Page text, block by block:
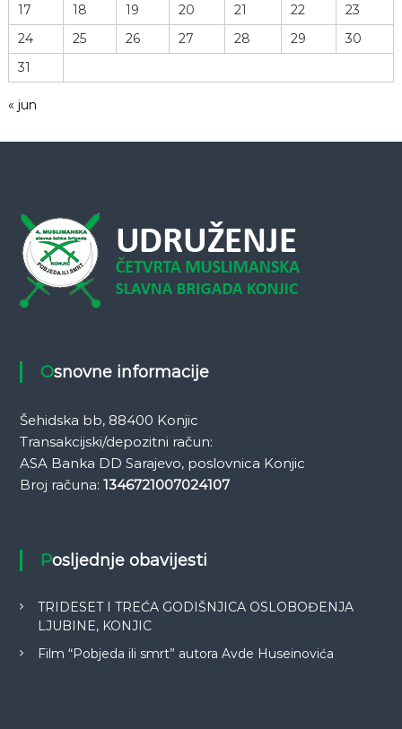
a
k
a
17
18 19 20 21 22
23
24
25 26 27 28 29
30
31
« jun
Osnovne informacije
Šehidska bb, 88400 Konjic
Transakcijski/depozitni račun:
ASA Banka DD Sarajevo, poslovnica Konjic
Broj računa: 1346721007024107
Posljednje obavijesti
TRIDESET I TREĆA GODIŠNJICA OSLOBOĐENJA
LJUBINE, KONJIC
Film “Pobjeda ili smrt” autora Avde Huseinovića